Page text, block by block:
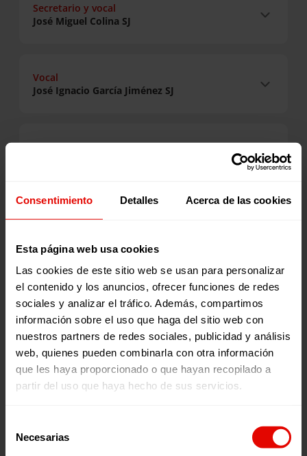
Consentimiento Detalles Acerca de las cookies
Esta página web usa cookies
Las cookies de este sitio web se usan para personalizar
el contenido y los anuncios, ofrecer funciones de redes
sociales y analizar el tráfico. Además, compartimos
información sobre el uso que haga del sitio web con
nuestros partners de redes sociales, publicidad y análisis
web, quienes pueden combinarla con otra información
que les haya proporcionado o que hayan recopilado a
partir del uso que haya hecho de sus servicios.
Necesarias
Secretario y vocal
José Miguel Colina SJ
Vocal
José Ignacio García Jiménez SJ
Vocal
Vocal
Vocal
Julia Navarro
Vocal
Jenny Cafiso
María del Carmen de la Fuente